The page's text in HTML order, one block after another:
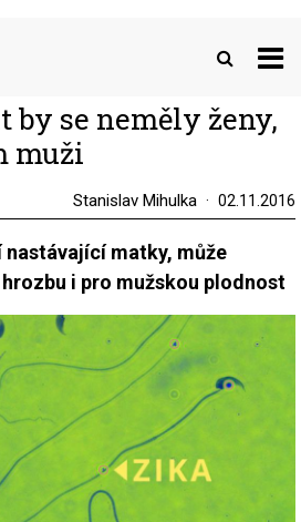
by se neměly ženy,
muži
Stanislav Mihulka 02.11.2016
matky, může
i pro mužskou plodnost